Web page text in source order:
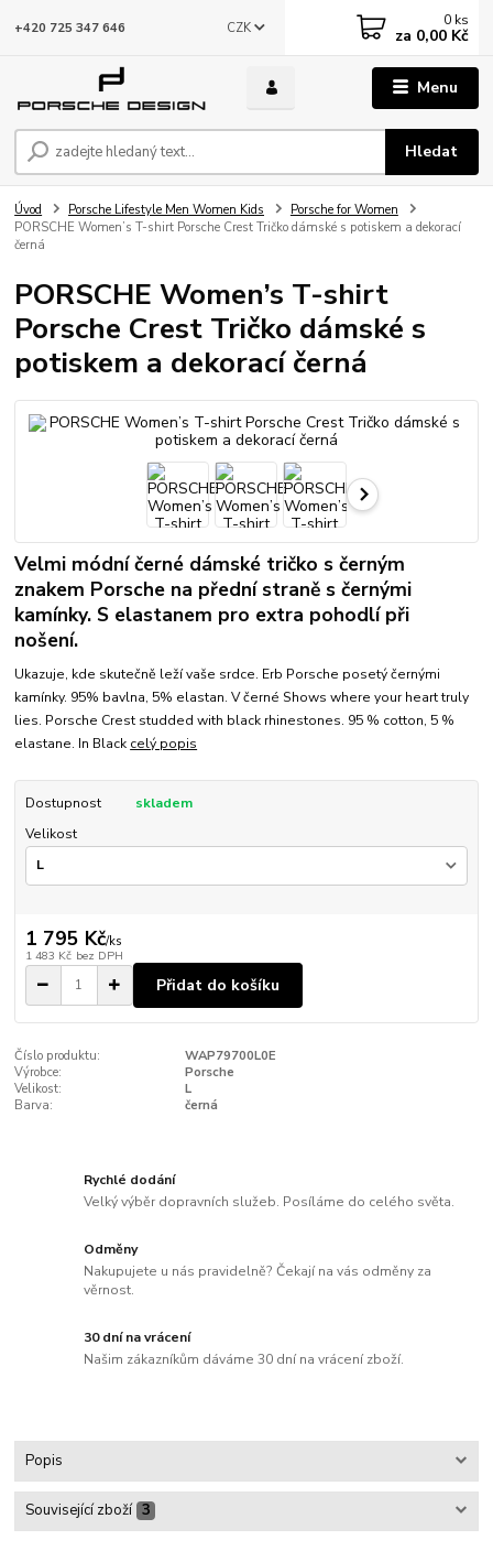
Menu
CZK
Hledat
+420 725 347 646 0 ks
za 0,00 Kč
Úvod Porsche Lifestyle Men Women Kids
Porsche for Women
PORSCHE Women’s T-shirt Porsche Crest Tričko dámské s potiskem a dekorací
černá
PORSCHE Women’s T-shirt
Porsche Crest Tričko dámské s
potiskem a dekorací černá
Velmi módní černé dámské tričko s černým
znakem Porsche na přední straně s černými
kamínky. S elastanem pro extra pohodlí při
nošení.
Ukazuje, kde skutečně leží vaše srdce. Erb Porsche posetý černými
kamínky. 95% bavlna, 5% elastan. V černé Shows where your heart truly
lies. Porsche Crest studded with black rhinestones. 95 % cotton, 5 %
elastane. In Black celý popis
Dostupnost
skladem
Velikost
1 795 Kč/ks
1 483 Kč bez DPH
Přidat do košíku
Číslo produktu:
WAP79700L0E
Výrobce:
Porsche
Velikost:
L
Barva:
černá
Rychlé dodání
Velký výběr dopravních služeb. Posíláme do celého světa.
Odměny
Nakupujete u nás pravidelně? Čekají na vás odměny za
věrnost.
30 dní na vrácení
Našim zákazníkům dáváme 30 dní na vrácení zboží.
Popis
Související zboží 3